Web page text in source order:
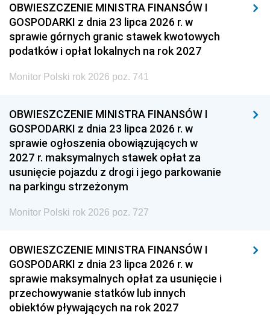
OBWIESZCZENIE MINISTRA FINANSÓW I
GOSPODARKI z dnia 23 lipca 2026 r. w
sprawie górnych granic stawek kwotowych
podatków i opłat lokalnych na rok 2027
Monitor Polski rok 2026 poz. 741
OBWIESZCZENIE MINISTRA FINANSÓW I
GOSPODARKI z dnia 23 lipca 2026 r. w
sprawie ogłoszenia obowiązujących w
2027 r. maksymalnych stawek opłat za
usunięcie pojazdu z drogi i jego parkowanie
na parkingu strzeżonym
Monitor Polski rok 2026 poz. 727
OBWIESZCZENIE MINISTRA FINANSÓW I
GOSPODARKI z dnia 23 lipca 2026 r. w
sprawie maksymalnych opłat za usunięcie i
przechowywanie statków lub innych
obiektów pływających na rok 2027